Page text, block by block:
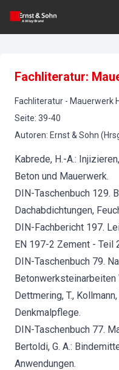
Fachliteratur:
Fachliteratur - Mauerwerk
Seite: 39-40
Autoren: Ernst & Sohn
Kabrede, H.-A.:
Beton und Mauerwerk.
DIN-Taschenbuch 129.
Dachabdichtungen,
DIN-Fachbericht 197.
EN 197-2 Zement - Teil
DIN-Taschenbuch 79.
Betonwerksteinarbeiten
Dettmering, T.,
Denkmalpflege.
DIN-Taschenbuch 77.
Bertoldi, G. A.:
Anwendungen.